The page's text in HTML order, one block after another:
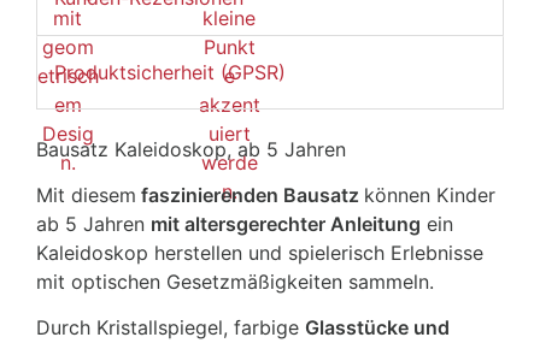
Produktsicherheit (GPSR)
Bausatz Kaleidoskop, ab 5 Jahren
Mit diesem faszinierenden Bausatz können Kinder
ab 5 Jahren mit altersgerechter Anleitung ein
Kaleidoskop herstellen und spielerisch Erlebnisse
mit optischen Gesetzmäßigkeiten sammeln.
Durch Kristallspiegel, farbige Glasstücke und